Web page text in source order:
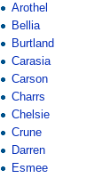
Arothel
Bellia
Burtland
Carasia
Carson
Charrs
Chelsie
Crune
Darren
Esmee